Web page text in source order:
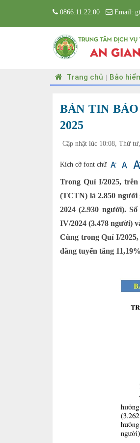
0866.11.22.00 Email:
Trang chủ Bảo
BẢN TIN
2025
Cập nhật lúc 10:08, Thứ
Kích cỡ font chữ
Trong Quí I/2025,
(TCTN) là 2.850 người
2024 (2.930 người).
IV/2024 (3.478 người)
Cũng trong Quí I/
đăng tuyển tăng